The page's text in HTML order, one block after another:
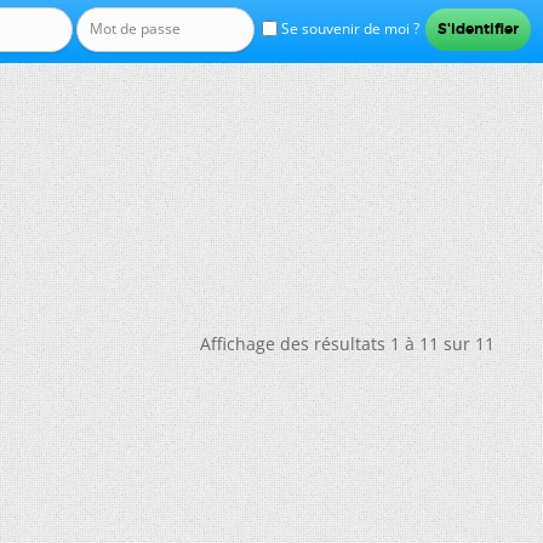
Se souvenir de moi ?
Affichage des résultats 1 à 11 sur 11